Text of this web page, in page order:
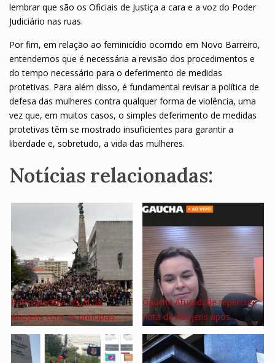
lembrar que são os Oficiais de Justiça a cara e a voz do Poder
Judiciário nas ruas.
Por fim, em relação ao feminicídio ocorrido em Novo Barreiro,
entendemos que é necessária a revisão dos procedimentos e
do tempo necessário para o deferimento de medidas
protetivas. Para além disso, é fundamental revisar a política de
defesa das mulheres contra qualquer forma de violência, uma
vez que, em muitos casos, o simples deferimento de medidas
protetivas têm se mostrado insuficientes para garantir a
liberdade e, sobretudo, a vida das mulheres.
Notícias relacionadas:
Retrospectiva anual da
Abojeris com os principais…
Gaúcha Atualidade repercute
nota da Abojeris após…